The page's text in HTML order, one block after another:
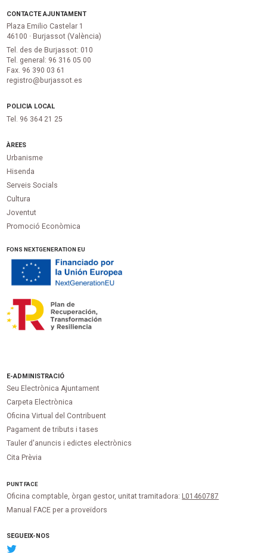
CONTACTE AJUNTAMENT
Plaza Emilio Castelar 1
46100 · Burjassot (València)
Tel. des de Burjassot: 010
Tel. general: 96 316 05 00
Fax. 96 390 03 61
registro@burjassot.es
POLICIA LOCAL
Tel. 96 364 21 25
ÀREES
Urbanisme
Hisenda
Serveis Socials
Cultura
Joventut
Promoció Econòmica
FONS NEXTGENERATION EU
E-ADMINISTRACIÓ
Seu Electrònica Ajuntament
Carpeta Electrònica
Oficina Virtual del Contribuent
Pagament de tributs i tases
Tauler d'anuncis i edictes electrònics
Cita Prèvia
PUNTFACE
Oficina comptable, òrgan gestor, unitat tramitadora: L01460787
Manual FACE per a proveïdors
SEGUEIX-NOS